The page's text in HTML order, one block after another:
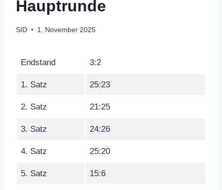
Hauptrunde
SID 1. November 2025
Endstand 3:2
1. Satz 25:23
2. Satz 21:25
3. Satz 24:26
4. Satz 25:20
5. Satz 15:6